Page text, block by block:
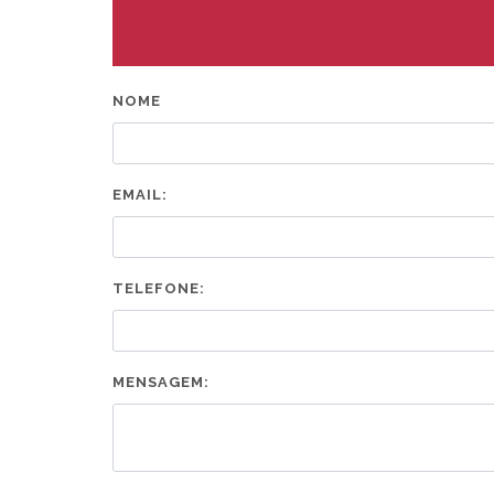
NOME
EMAIL:
TELEFONE:
MENSAGEM: